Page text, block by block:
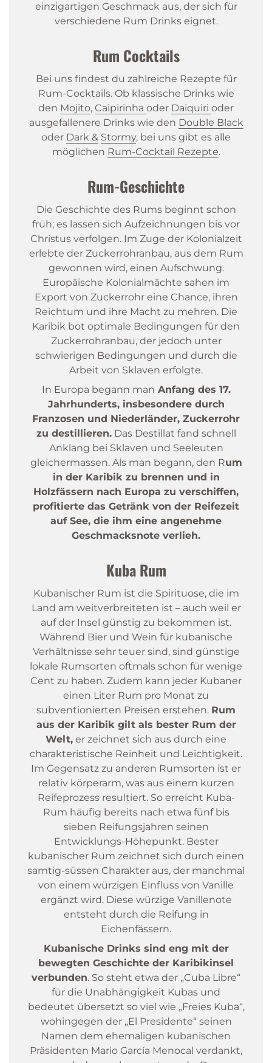
einzigartigen Geschmack aus, der sich für
verschiedene Rum Drinks eignet.
Rum Cocktails
Bei uns findest du zahlreiche Rezepte für
Rum-Cocktails. Ob klassische Drinks wie
den Mojito, Caipirinha oder Daiquiri oder
ausgefallenere Drinks wie den Double Black
oder Dark & Stormy, bei uns gibt es alle
möglichen Rum-Cocktail Rezepte.
Rum-Geschichte
Die Geschichte des Rums beginnt schon
früh; es lassen sich Aufzeichnungen bis vor
Christus verfolgen. Im Zuge der Kolonialzeit
erlebte der Zuckerrohranbau, aus dem Rum
gewonnen wird, einen Aufschwung.
Europäische Kolonialmächte sahen im
Export von Zuckerrohr eine Chance, ihren
Reichtum und ihre Macht zu mehren. Die
Karibik bot optimale Bedingungen für den
Zuckerrohranbau, der jedoch unter
schwierigen Bedingungen und durch die
Arbeit von Sklaven erfolgte.
In Europa begann man Anfang des 17.
Jahrhunderts, insbesondere durch
Franzosen und Niederländer, Zuckerrohr
zu destillieren.Das Destillat fand schnell
Anklang bei Sklaven und Seeleuten
gleichermassen. Als man begann, den Rum
in der Karibik zu brennen und in
Holzfässern nach Europa zu verschiffen,
profitierte das Getränk von der Reifezeit
auf See, die ihm eine angenehme
Geschmacksnote verlieh.
Kuba Rum
Kubanischer Rum ist die Spirituose, die im
Land am weitverbreiteten ist – auch weil er
auf der Insel günstig zu bekommen ist.
Während Bier und Wein für kubanische
Verhältnisse sehr teuer sind, sind günstige
lokale Rumsorten oftmals schon für wenige
Cent zu haben. Zudem kann jeder Kubaner
einen Liter Rum pro Monat zu
subventionierten Preisen erstehen. Rum
aus der Karibik gilt als bester Rum der
Welt, er zeichnet sich aus durch eine
charakteristische Reinheit und Leichtigkeit.
Im Gegensatz zu anderen Rumsorten ist er
relativ körperarm, was aus einem kurzen
Reifeprozess resultiert. So erreicht Kuba-
Rum häufig bereits nach etwa fünf bis
sieben Reifungsjahren seinen
Entwicklungs-Höhepunkt. Bester
kubanischer Rum zeichnet sich durch einen
samtig-süssen Charakter aus, der manchmal
von einem würzigen Einfluss von Vanille
ergänzt wird. Diese würzige Vanillenote
entsteht durch die Reifung in
Eichenfässern.
Kubanische Drinks sind eng mit der
bewegten Geschichte der Karibikinsel
verbunden. So steht etwa der „Cuba Libre“
für die Unabhängigkeit Kubas und
bedeutet übersetzt so viel wie „Freies Kuba“,
wohingegen der „El Presidente“ seinen
Namen dem ehemaligen kubanischen
Präsidenten Mario García Menocal verdankt,